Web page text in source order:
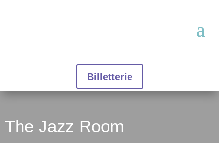
Billetterie
The Jazz Room